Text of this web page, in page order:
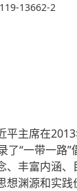
13662-2
平主席在
了“一带一路
、丰富内涵
渊源和实践